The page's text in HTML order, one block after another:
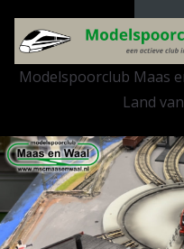
Modelspoorclub Maas
Land